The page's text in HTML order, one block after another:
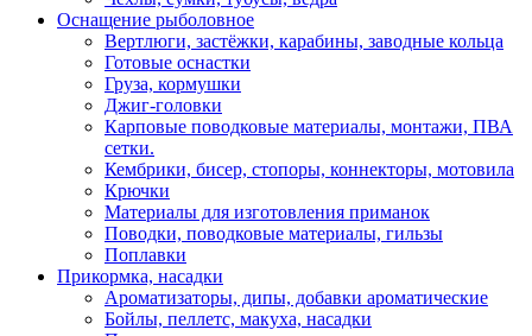
Оснащение рыболовное
Вертлюги, застёжки, карабины, заводные кольца
Готовые оснастки
Груза, кормушки
Джиг-головки
Карповые поводковые материалы, монтажи, ПВА
сетки.
Кембрики, бисер, стопоры, коннекторы, мотовила
Крючки
Материалы для изготовления приманок
Поводки, поводковые материалы, гильзы
Поплавки
Прикормка, насадки
Ароматизаторы, дипы, добавки ароматические
Бойлы, пеллетс, макуха, насадки